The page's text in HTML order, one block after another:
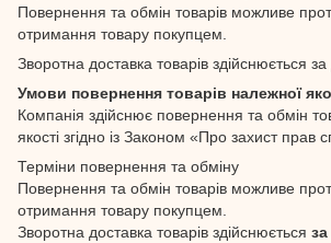
Повернення та обмін товарів можливе
отримання товару покупцем.
Зворотна доставка товарів здійснюється
Умови повернення товарів належної
Компанія здійснює повернення та обмін
якості згідно із Законом «Про захист прав
Терміни повернення та обміну
Повернення та обмін товарів можливе
отримання товару покупцем.
Зворотна доставка товарів здійснюється